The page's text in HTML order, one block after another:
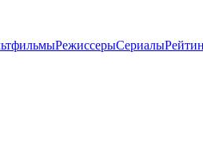
РежиссерыСериалы